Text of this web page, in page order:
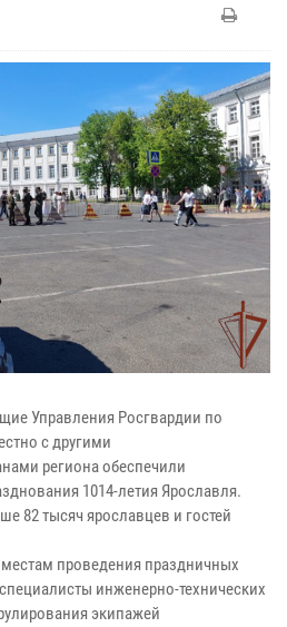
Управления Росгвардии по
с другими
региона обеспечили
1014-летия Ярославля.
82 тысяч ярославцев и гостей
проведения праздничных
инженерно-технических
экипажей